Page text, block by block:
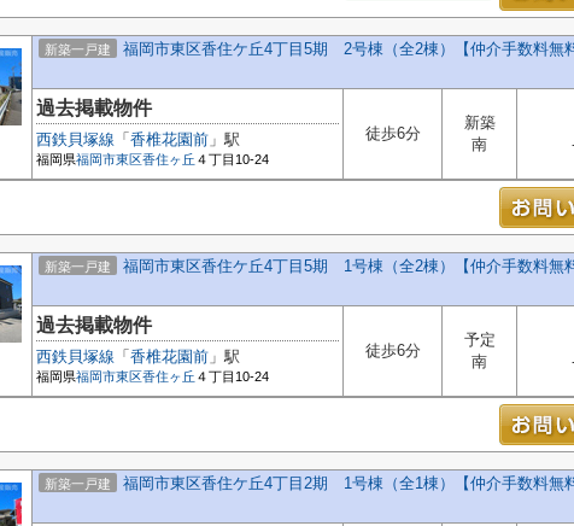
新築一戸建 福岡市東区香住ケ丘4丁目5期 2号棟（全2棟）【仲介手数料無
過去掲載物件
西鉄貝塚線 「 香椎花園前 」駅
福岡県福岡市東区香住ヶ丘 ４丁目10-24
徒歩6分
新築
南
新築一戸建 福岡市東区香住ケ丘4丁目5期 1号棟（全2棟）【仲介手数料無
過去掲載物件
西鉄貝塚線 「 香椎花園前 」駅
福岡県福岡市東区香住ヶ丘 ４丁目10-24
徒歩6分
予定
南
新築一戸建 福岡市東区香住ケ丘4丁目2期 1号棟（全1棟）【仲介手数料無